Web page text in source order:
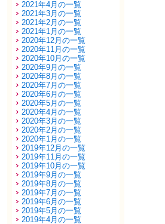
2021年4月の一覧
2021年3月の一覧
2021年2月の一覧
2021年1月の一覧
2020年12月の一覧
2020年11月の一覧
2020年10月の一覧
2020年9月の一覧
2020年8月の一覧
2020年7月の一覧
2020年6月の一覧
2020年5月の一覧
2020年4月の一覧
2020年3月の一覧
2020年2月の一覧
2020年1月の一覧
2019年12月の一覧
2019年11月の一覧
2019年10月の一覧
2019年9月の一覧
2019年8月の一覧
2019年7月の一覧
2019年6月の一覧
2019年5月の一覧
2019年4月の一覧